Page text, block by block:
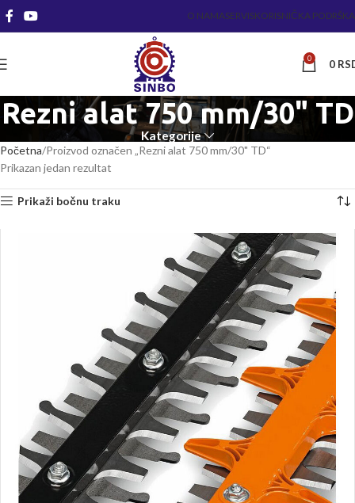
O NAMASERVISKORISNIČKA PODRŠKA
0 0
Rezni alat 750 mm/30" TD
Kategorije
Početna Proizvod označen „Rezni alat 750 mm/30" TD“
Prikazan jedan rezultat
Prikaži bočnu traku